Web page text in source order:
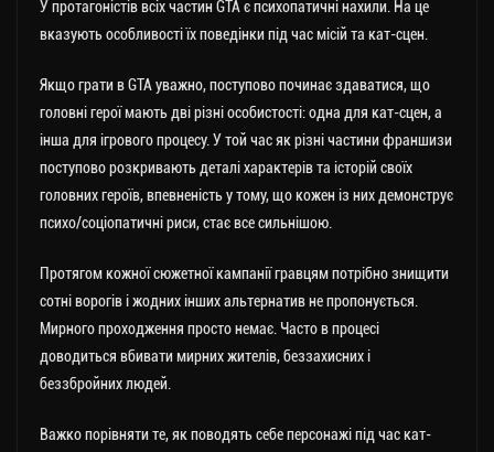
У протагоністів всіх частин GTA є психопатичні нахили. На це
вказують особливості їх поведінки під час місій та кат-сцен.
Якщо грати в GTA уважно, поступово починає здаватися, що
головні герої мають дві різні особистості: одна для кат-сцен, а
інша для ігрового процесу. У той час як різні частини франшизи
поступово розкривають деталі характерів та історій своїх
головних героїв, впевненість у тому, що кожен із них демонструє
психо/соціопатичні риси, стає все сильнішою.
Протягом кожної сюжетної кампанії гравцям потрібно знищити
сотні ворогів і жодних інших альтернатив не пропонується.
Мирного проходження просто немає. Часто в процесі
доводиться вбивати мирних жителів, беззахисних і
беззбройних людей.
Важко порівняти те, як поводять себе персонажі під час кат-